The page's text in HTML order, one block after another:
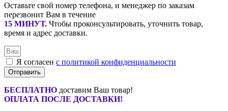
Оставьте свой номер телефона, и менеджер по заказам
перезвонит Вам в течение
15 МИНУТ. Чтобы проконсультировать, уточнить товар,
время и адрес доставки.
Я согласен с политикой конфиденциальности
Отправить
БЕСПЛАТНО доставим Ваш товар!
ОПЛАТА ПОСЛЕ ДОСТАВКИ!